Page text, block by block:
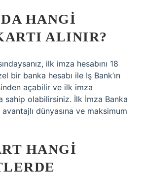
HANGI
ALINIR?
ilk imza hesabını 18
bir banka hesabı ile Iş Bank’ın
açabilir ve ilk imza
sahip olabilirsiniz. İlk İmza Banka
avantajlı dünyasına ve maksimum
HANGI